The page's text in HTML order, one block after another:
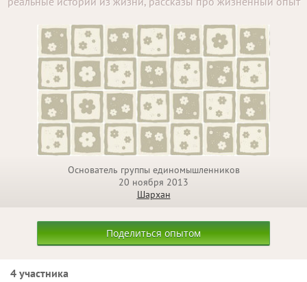
Основатель группы единомышленников
20 ноября 2013
Шархан
Поделиться опытом
4 участника